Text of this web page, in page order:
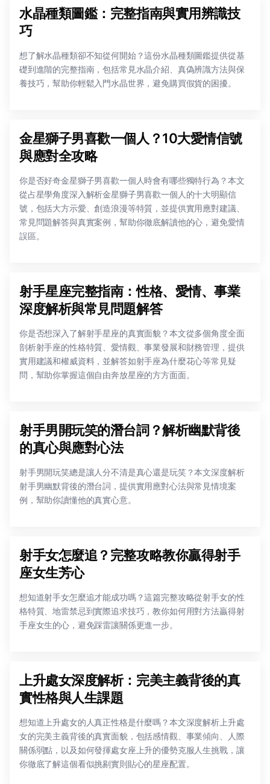
水晶種類圖鑑：完整指南與實用辨識技
巧
想了解水晶種類卻不知從何開始？這份水晶種類圖鑑提供從基
礎到進階的完整指南，包括常見水晶介紹、真偽辨識方法與保
養技巧，幫助你輕鬆入門水晶世界，避免購買假貨的困擾。
金星獅子男喜歡一個人？10大愛情信號
與應對全攻略
你是否好奇金星獅子男喜歡一個人時會有哪些獨特行為？本文
從占星學角度深入解析金星獅子男喜歡一個人的十大明顯信
號，包括大方示愛、創造浪漫等特質，並提供實用應對建議、
常見問題解答與真實案例，幫助你徹底解讀他的心，避免愛情
誤區。
射手星座完整指南：性格、愛情、事業
深度解析與常見問題解答
你是否想深入了解射手星座的真實面貌？本文從多個角度全面
剖析射手座的性格特質、愛情觀、事業發展和財務管理，提供
實用建議和權威資料，並解答如射手座為什麼花心等常見疑
問，幫助你掌握這個自由奔放星座的方方面面。
射手男開玩笑的潛台詞？解析幽默背後
的真心與應對心法
射手男開玩笑總是讓人分不清是真心還是玩笑？本文深度解析
射手男幽默背後的潛台詞，提供實用應對心法與常見情境案
例，幫助你讀懂他的真實心意。
射手女怎麼追？完整攻略教你贏得射手
座女生芳心
想知道射手女怎麼追才能成功嗎？這篇完整攻略從射手女的性
格特質、地雷禁忌到實際追求技巧，教你如何用對方法贏得射
手座女生的心，避免踩雷讓關係更進一步。
上升處女深度解析：完美主義背後的真
實性格與人生課題
想知道上升處女的人真正性格是什麼嗎？本文深度解析上升處
女的完美主義背後的真實面貌，包括感情觀、事業傾向、人際
關係弱點，以及如何發揮處女座上升的優勢克服人生挑戰，讓
你徹底了解這個看似挑剔實則貼心的星座配置。